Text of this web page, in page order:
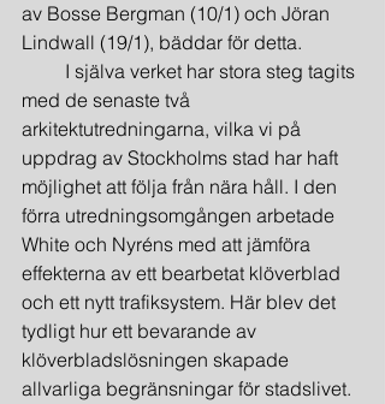
av Bosse Bergman (10/1) och Jöran
Lindwall (19/1), bäddar för detta.
I själva verket har stora steg tagits
med de senaste två
arkitektutredningarna, vilka vi på
uppdrag av Stockholms stad har haft
möjlighet att följa från nära håll. I den
förra utredningsomgången arbetade
White och Nyréns med att jämföra
effekterna av ett bearbetat klöverblad
och ett nytt trafiksystem. Här blev det
tydligt hur ett bevarande av
klöverbladslösningen skapade
allvarliga begränsningar för stadslivet.